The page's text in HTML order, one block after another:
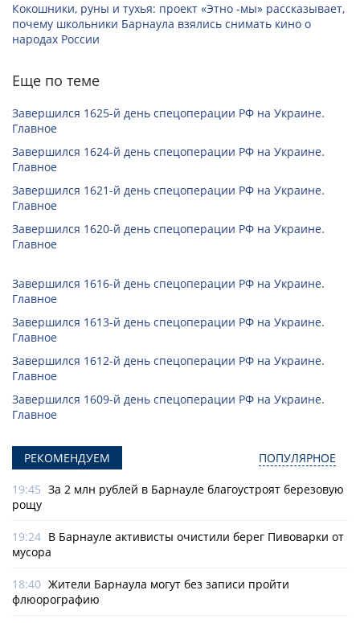
Кокошники, руны и тухья: проект «Этно -мы» рассказывает,
почему школьники Барнаула взялись снимать кино о
народах России
Еще по теме
Завершился 1625-й день спецоперации РФ на Украине.
Главное
Завершился 1624-й день спецоперации РФ на Украине.
Главное
Завершился 1621-й день спецоперации РФ на Украине.
Главное
Завершился 1620-й день спецоперации РФ на Украине.
Главное
Завершился 1616-й день спецоперации РФ на Украине.
Главное
Завершился 1613-й день спецоперации РФ на Украине.
Главное
Завершился 1612-й день спецоперации РФ на Украине.
Главное
Завершился 1609-й день спецоперации РФ на Украине.
Главное
РЕКОМЕНДУЕМ ПОПУЛЯРНОЕ
19:45 За 2 млн рублей в Барнауле благоустроят березовую
рощу
19:24 В Барнауле активисты очистили берег Пивоварки от
мусора
18:40 Жители Барнаула могут без записи пройти
флюорографию